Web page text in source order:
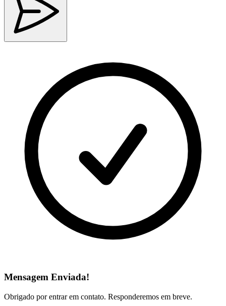
Mensagem Enviada!
Obrigado por entrar em contato. Responderemos em breve.